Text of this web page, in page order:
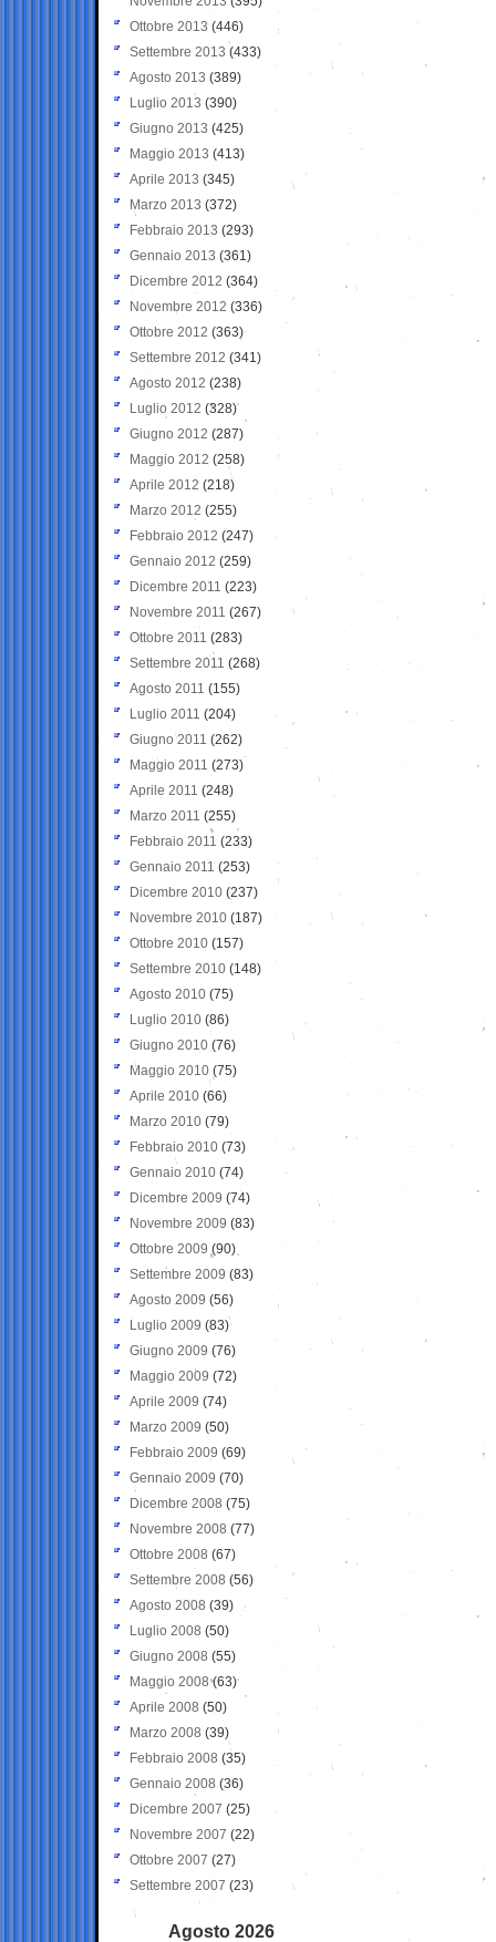
Ottobre 2013 (446)
Settembre 2013 (433)
Agosto 2013 (389)
Luglio 2013 (390)
Giugno 2013 (425)
Maggio 2013 (413)
Aprile 2013 (345)
Marzo 2013 (372)
Febbraio 2013 (293)
Gennaio 2013 (361)
Dicembre 2012 (364)
Novembre 2012 (336)
Ottobre 2012 (363)
Settembre 2012 (341)
Agosto 2012 (238)
Luglio 2012 (328)
Giugno 2012 (287)
Maggio 2012 (258)
Aprile 2012 (218)
Marzo 2012 (255)
Febbraio 2012 (247)
Gennaio 2012 (259)
Dicembre 2011 (223)
Novembre 2011 (267)
Ottobre 2011 (283)
Settembre 2011 (268)
Agosto 2011 (155)
Luglio 2011 (204)
Giugno 2011 (262)
Maggio 2011 (273)
Aprile 2011 (248)
Marzo 2011 (255)
Febbraio 2011 (233)
Gennaio 2011 (253)
Dicembre 2010 (237)
Novembre 2010 (187)
Ottobre 2010 (157)
Settembre 2010 (148)
Agosto 2010 (75)
Luglio 2010 (86)
Giugno 2010 (76)
Maggio 2010 (75)
Aprile 2010 (66)
Marzo 2010 (79)
Febbraio 2010 (73)
Gennaio 2010 (74)
Dicembre 2009 (74)
Novembre 2009 (83)
Ottobre 2009 (90)
Settembre 2009 (83)
Agosto 2009 (56)
Luglio 2009 (83)
Giugno 2009 (76)
Maggio 2009 (72)
Aprile 2009 (74)
Marzo 2009 (50)
Febbraio 2009 (69)
Gennaio 2009 (70)
Dicembre 2008 (75)
Novembre 2008 (77)
Ottobre 2008 (67)
Settembre 2008 (56)
Agosto 2008 (39)
Luglio 2008 (50)
Giugno 2008 (55)
Maggio 2008(63)
Aprile 2008 (50)
Marzo 2008 (39)
Febbraio 2008 (35)
Gennaio 2008 (36)
Dicembre 2007 (25)
Novembre 2007 (22)
Ottobre 2007 (27)
Settembre 2007 (23)
Agosto 2026